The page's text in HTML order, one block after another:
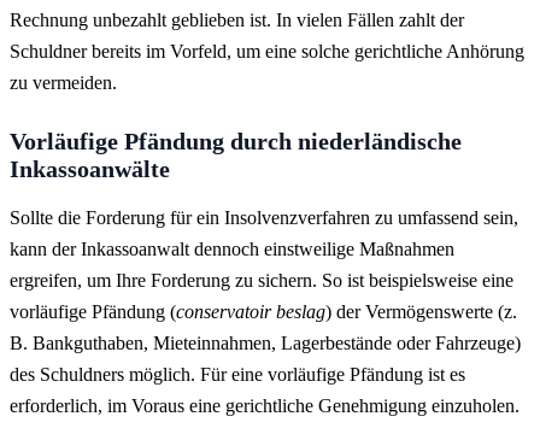
Rechnung unbezahlt geblieben ist. In vielen Fällen zahlt der
Schuldner bereits im Vorfeld, um eine solche gerichtliche Anhörung
zu vermeiden.
Vorläufige Pfändung durch niederländische
Inkassoanwälte
Sollte die Forderung für ein Insolvenzverfahren zu umfassend sein,
kann der Inkassoanwalt dennoch einstweilige Maßnahmen
ergreifen, um Ihre Forderung zu sichern. So ist beispielsweise eine
vorläufige Pfändung (conservatoir beslag) der Vermögenswerte (z.
B. Bankguthaben, Mieteinnahmen, Lagerbestände oder Fahrzeuge)
des Schuldners möglich. Für eine vorläufige Pfändung ist es
erforderlich, im Voraus eine gerichtliche Genehmigung einzuholen.